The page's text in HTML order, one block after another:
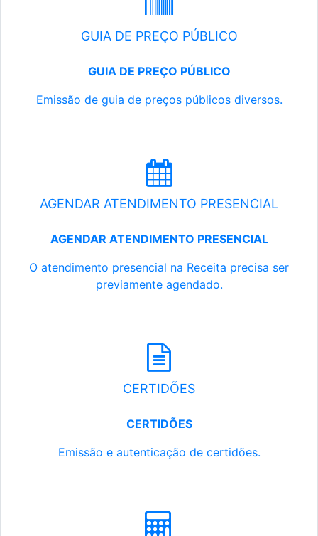
GUIA DE PREÇO PÚBLICO
GUIA DE PREÇO PÚBLICO
Emissão de guia de preços públicos diversos.
AGENDAR ATENDIMENTO PRESENCIAL
AGENDAR ATENDIMENTO PRESENCIAL
O atendimento presencial na Receita precisa ser
previamente agendado.
CERTIDÕES
CERTIDÕES
Emissão e autenticação de certidões.